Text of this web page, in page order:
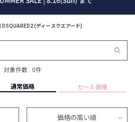
(ディースクエアード)
対象件数 : 0件
通常価格 セール価格
価格の高い順